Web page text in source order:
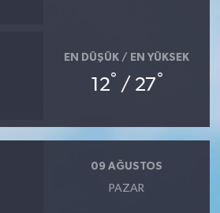
EN DÜŞÜK / EN YÜKSEK
12° / 27°
09 AĞUSTOS
PAZAR